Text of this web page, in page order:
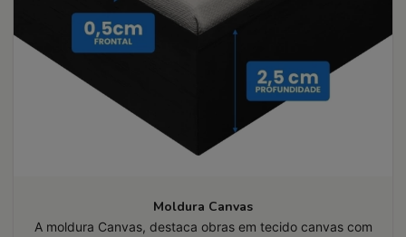
Moldura Canvas
A moldura Canvas, destaca obras em tecido canvas com